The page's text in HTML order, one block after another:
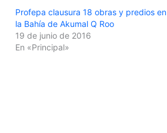
Profepa clausura 18 obras y predios en
la Bahía de Akumal Q Roo
19 de junio de 2016
En «Principal»